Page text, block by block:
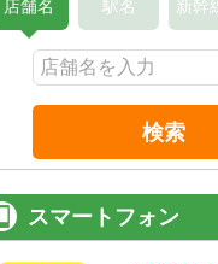
店舗名 駅名 新幹
検索
スマートフォン